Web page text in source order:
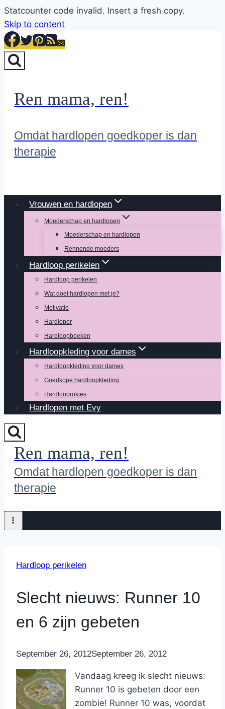
Statcounter code invalid. Insert a fresh copy.
Skip to content
Ren mama, ren!
Omdat hardlopen goedkoper is dan
therapie
Vrouwen en hardlopen
Moederschap en hardlopen
Moederschap en hardlopen
Rennende moeders
Hardloop perikelen
Hardloop perikelen
Wat doet hardlopen met je?
Motivatie
Hardloper
Hardloopboeken
Hardloopkleding voor dames
Hardloopkleding voor dames
Goedkope hardloopkleding
Hardlooprokjes
Hardlopen met Evy
Ren mama, ren!
Omdat hardlopen goedkoper is dan
therapie
Hardloop perikelen
Slecht nieuws: Runner 10
en 6 zijn gebeten
ByNicole
September 26, 2012September 26, 2012
Vandaag kreeg ik slecht nieuws:
Runner 10 is gebeten door een
zombie! Runner 10 was, voordat